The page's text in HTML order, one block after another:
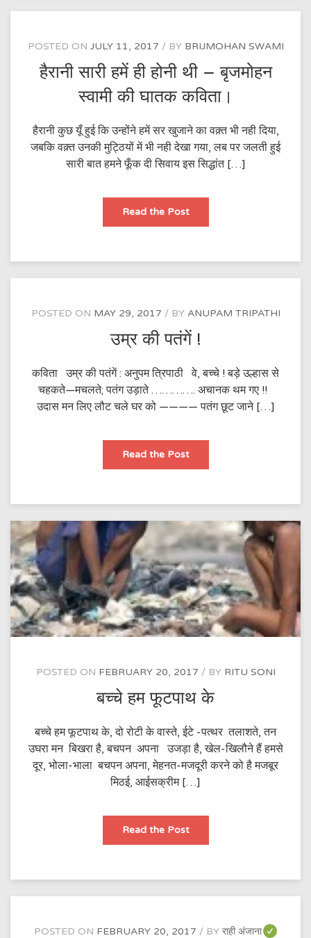
शुभ
राष्ट्र
को
समर्पित)
POSTED ON JULY 11, 2017 BY BRIJMOHAN SWAMI
हैरानी सारी हमें ही होनी थी – बृजमोहन
स्वामी की घातक कविता।
हैरानी कुछ यूँ हुई कि उन्होंने हमें सर खुजाने का वक़्त भी नही दिया,
जबकि वक़्त उनकी मुट्ठियों में भी नही देखा गया, लब पर जलती हुई
सारी बात हमने फूँक दी सिवाय इस सिद्धांत […]
Read the Postहैरानी
हमें
थी
बृजमोहन
घातक
कविता।
POSTED ON MAY 29, 2017 BY ANUPAM TRIPATHI
उम्र की पतंगें !
कविता उम्र की पतंगें : अनुपम त्रिपाठी वे, बच्चे ! बड़े उल्हास से
चहकते—मचलते; पतंग उड़ाते …………. अचानक थम गए !!
उदास मन लिए लौट चले घर को ———— पतंग छूट जाने […]
Read the Postउम्र
पतंगें
POSTED ON FEBRUARY 20, 2017 BY RITU SONI
बच्चे हम फूटपाथ के
बच्चे हम फूटपाथ के, दो रोटी के वास्ते, ईटे -पत्थर तलाशते, तन
उघरा मन बिखरा है, बचपन अपना उजड़ा है, खेल-खिलौने हैं हमसे
दूर, भोला-भाला बचपन अपना, मेहनत-मजदूरी करने को है मजबूर
मिठई, आईसक्रीम […]
Read the Postबच्चे
फूटपाथ
POSTED ON FEBRUARY 20, 2017 BY राही अंजाना